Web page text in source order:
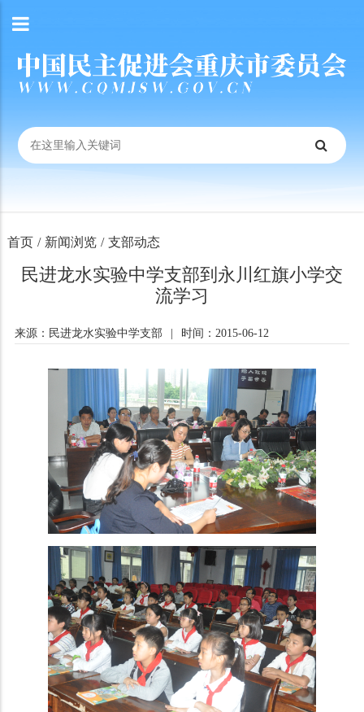
首页 / 新闻浏览 / 支部动态
民进龙水实验中学支部到永川红旗小学交
流学习
来源：民进龙水实验中学支部 时间：2015-06-12